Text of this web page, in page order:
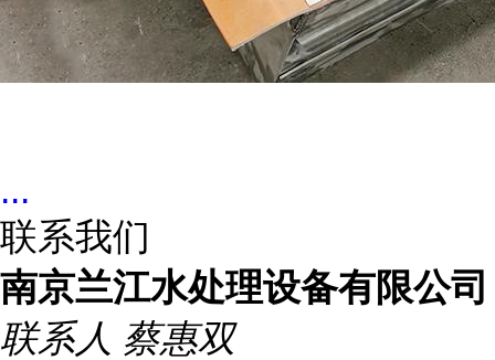
...
联系我们
南京兰江水处理设备有限公司
联系人 蔡惠双